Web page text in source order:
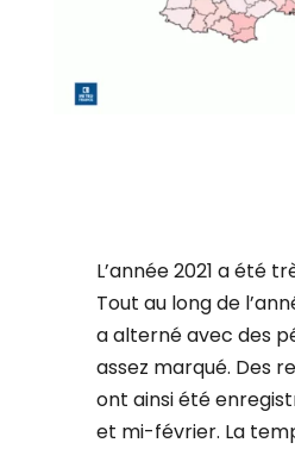
L’année 2021 a été
Tout au long de
a alterné avec des
assez marqué. Des
ont ainsi été
et mi-février. La